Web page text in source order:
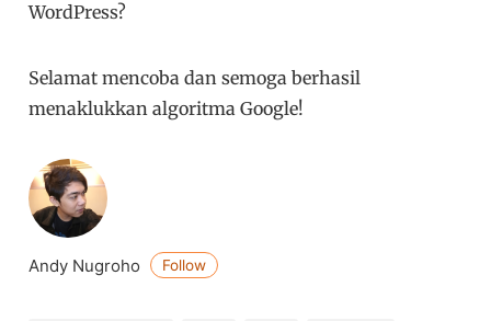
WordPress?
Selamat mencoba dan semoga berhasil
menaklukkan algoritma Google!
Andy Nugroho Follow